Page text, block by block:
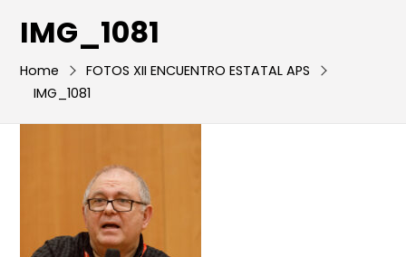
IMG_1081
Home
FOTOS XII ENCUENTRO ESTATAL APS
IMG_1081